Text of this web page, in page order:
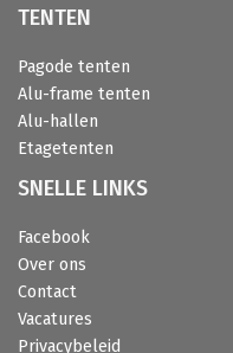
TENTEN
Pagode tenten
Alu-frame tenten
Alu-hallen
Etagetenten
SNELLE LINKS
Facebook
Over ons
Contact
Vacatures
Privacybeleid